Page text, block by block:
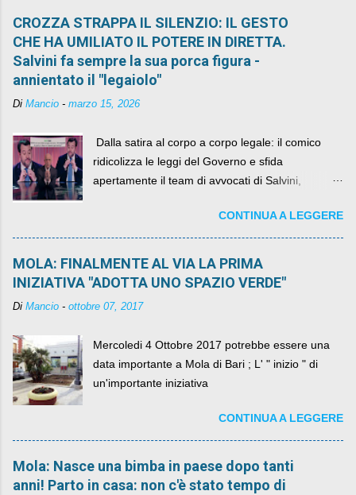
CROZZA STRAPPA IL SILENZIO: IL GESTO
CHE HA UMILIATO IL POTERE IN DIRETTA.
Salvini fa sempre la sua porca figura -
annientato il "legaiolo"
Di Mancio - marzo 15, 2026
​ Dalla satira al corpo a corpo legale: il comico
ridicolizza le leggi del Governo e sfida
apertamente il team di avvocati di Salvini,
CONTINUA A LEGGERE
MOLA: FINALMENTE AL VIA LA PRIMA
INIZIATIVA "ADOTTA UNO SPAZIO VERDE"
Di Mancio - ottobre 07, 2017
Mercoledi 4 Ottobre 2017 potrebbe essere una
data importante a Mola di Bari ; L' " inizio " di
un'importante iniziativa
CONTINUA A LEGGERE
Mola: Nasce una bimba in paese dopo tanti
anni! Parto in casa: non c'è stato tempo di